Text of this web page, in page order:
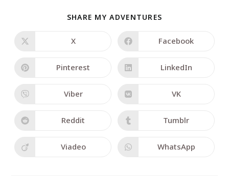
SHARE MY ADVENTURES
X Facebook
Pinterest LinkedIn
Viber VK
Reddit Tumblr
Viadeo WhatsApp